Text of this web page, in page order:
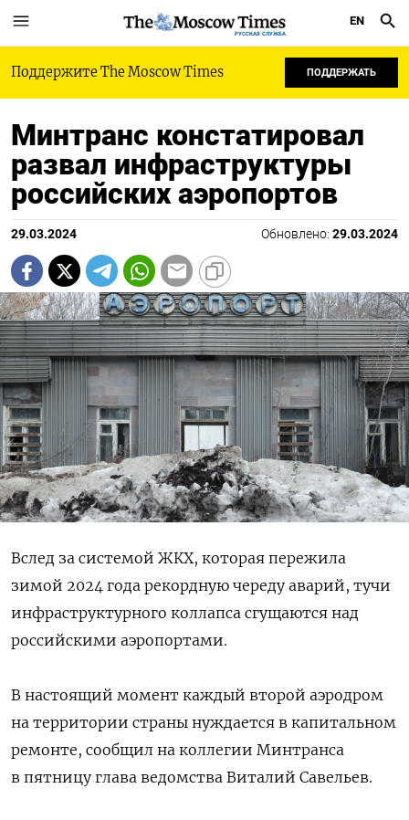
РУССКАЯ СЛУЖБА
EN
Поддержите The Moscow Times ПОДДЕРЖАТЬ
Минтранс констатировал
развал инфраструктуры
российских аэропортов
29.03.2024 Обновлено: 29.03.2024
Вслед за системой ЖКХ, которая пережила
зимой 2024 года рекордную череду аварий, тучи
инфраструктурного коллапса сгущаются над
российскими аэропортами.
В настоящий момент каждый второй аэродром
на территории страны нуждается в капитальном
ремонте, сообщил на коллегии Минтранса
в пятницу глава ведомства Виталий Савельев.